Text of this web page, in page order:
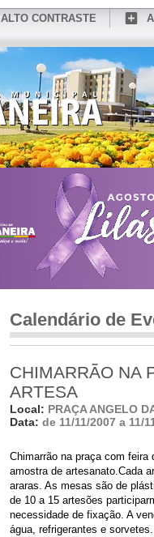
ALTO CONTRASTE
CONHEÇA MEDIANEIRA
Calendário de
CHIMARRÃO NA
ARTESA
Local: PRAÇA ANGELO
Data: de 11/11/2007 a 11/
Chimarrão na praça com
amostra de artesanato.Cada
araras. As mesas são de
de 10 a 15 artesões
necessidade de fixação. A
água, refrigerantes e